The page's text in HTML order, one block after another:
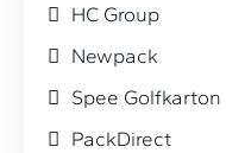
HC Group
Newpack
Spee Golfkarton
PackDirect